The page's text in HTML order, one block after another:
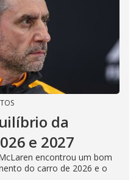
da
e 2027
encontrou um bom
do carro de 2026 e o